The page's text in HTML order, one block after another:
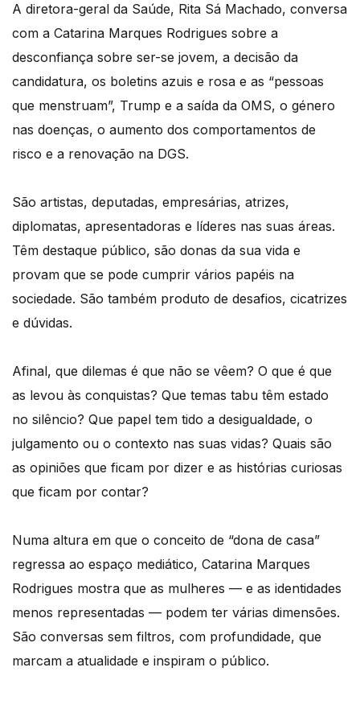
A diretora-geral da Saúde, Rita Sá Machado, conversa
com a Catarina Marques Rodrigues sobre a
desconfiança sobre ser-se jovem, a decisão da
candidatura, os boletins azuis e rosa e as “pessoas
que menstruam”, Trump e a saída da OMS, o género
nas doenças, o aumento dos comportamentos de
risco e a renovação na DGS.
São artistas, deputadas, empresárias, atrizes,
diplomatas, apresentadoras e líderes nas suas áreas.
Têm destaque público, são donas da sua vida e
provam que se pode cumprir vários papéis na
sociedade. São também produto de desafios, cicatrizes
e dúvidas.
Afinal, que dilemas é que não se vêem? O que é que
as levou às conquistas? Que temas tabu têm estado
no silêncio? Que papel tem tido a desigualdade, o
julgamento ou o contexto nas suas vidas? Quais são
as opiniões que ficam por dizer e as histórias curiosas
que ficam por contar?
Numa altura em que o conceito de “dona de casa”
regressa ao espaço mediático, Catarina Marques
Rodrigues mostra que as mulheres — e as identidades
menos representadas — podem ter várias dimensões.
São conversas sem filtros, com profundidade, que
marcam a atualidade e inspiram o público.